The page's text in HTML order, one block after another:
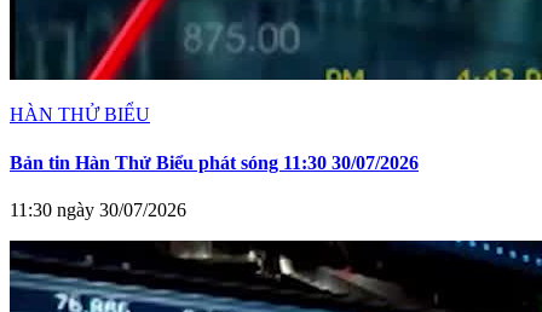
HÀN THỬ BIỂU
Bản tin Hàn Thử Biểu phát sóng 11:30 30/07/2026
11:30 ngày 30/07/2026